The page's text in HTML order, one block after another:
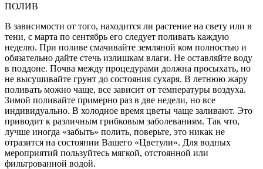
ПОЛИВ
В зависимости от того, находится ли растение на свету или в
тени, с марта по сентябрь его следует поливать каждую
неделю. При поливе смачивайте земляной ком полностью и
обязательно дайте стечь излишкам влаги. Не оставляйте воду
в поддоне. Почва между процедурами должна просыхать, но
не высушивайте грунт до состояния сухаря. В летнюю жару
поливать можно чаще, все зависит от температуры воздуха.
Зимой поливайте примерно раз в две недели, но все
индивидуально. В холодное время цветы чаще заливают. Это
приводит к различным грибковым заболеваниям. Так что,
лучше иногда «забыть» полить, поверьте, это никак не
отразится на состоянии Вашего «Цветули». Для водных
мероприятий пользуйтесь мягкой, отстоянной или
фильтрованной водой.